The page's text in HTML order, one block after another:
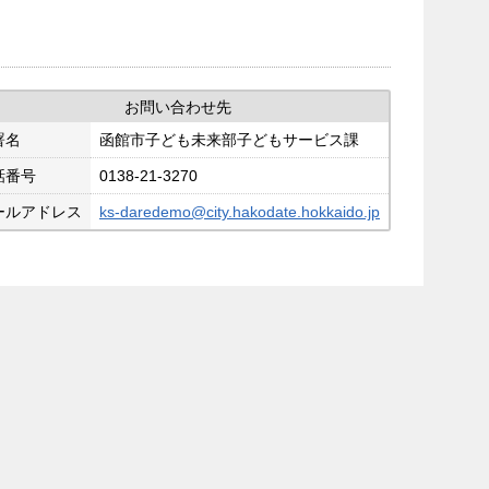
お問い合わせ先
名
函館市子ども未来部子どもサービス課
番号 0138-21-3270
ルアドレス ks-daredemo@city.hakodate.hokkaido.jp